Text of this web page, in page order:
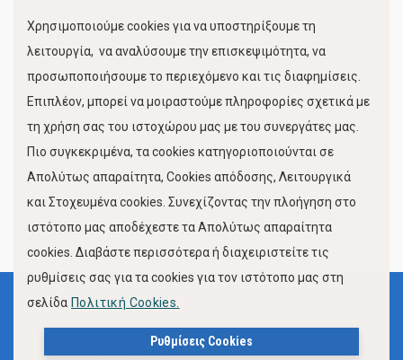
Κίνηση Λιμένος
FOLLOW US
Όροι Χρήσης
Πολιτική Προστασίας Προσωπικών Δεδομένων
Χρησιμοποιούμε cookies για να υποστηρίξουμε τη
λειτουργία, να αναλύσουμε την επισκεψιμότητα, να
προσωποποιήσουμε το περιεχόμενο και τις διαφημίσεις.
Επιπλέον, μπορεί να μοιραστούμε πληροφορίες σχετικά με
τη χρήση σας του ιστοχώρου μας με του συνεργάτες μας.
Πιο συγκεκριμένα, τα cookies κατηγοριοποιούνται σε
Απολύτως απαραίτητα, Cookies απόδοσης, Λειτουργικά
και Στοχευμένα cookies. Συνεχίζοντας την πλοήγηση στο
ιστότοπο μας αποδέχεστε τα Απολύτως απαραίτητα
cookies. Διαβάστε περισσότερα ή διαχειριστείτε τις
ρυθμίσεις σας για τα cookies για τον ιστότοπο μας στη
σελίδα Πολιτική Cookies.
Ρυθμίσεις Cookies